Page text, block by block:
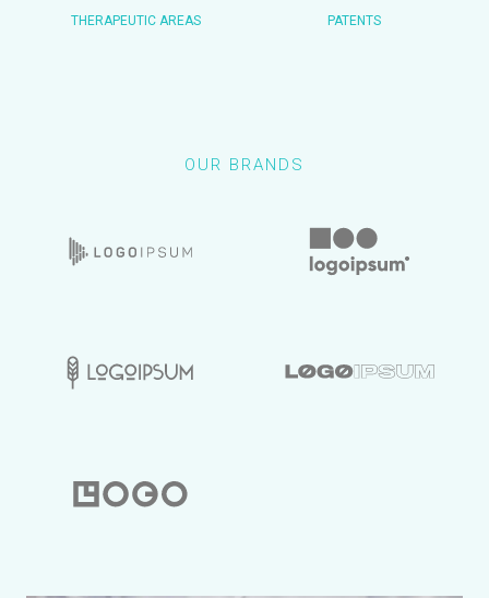
THERAPEUTIC AREAS PATENTS
OUR BRANDS